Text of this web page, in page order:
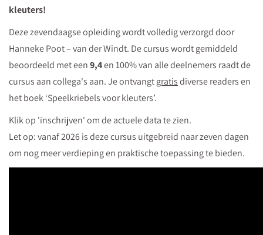
kleuters!
Deze zevendaagse opleiding wordt volledig verzorgd door
Hanneke Poot – van der Windt. De cursus wordt gemiddeld
beoordeeld met een9,4en 100% van alle deelnemers raadt de
cursus aan collega's aan. Je ontvangtgratisdiverse readers en
het boek ‘Speelkriebels voor kleuters’.
Klik op 'inschrijven' om de actuele data te zien.
Let op: vanaf 2026 is deze cursus uitgebreid naar zeven dagen
om nog meer verdieping en praktische toepassing te bieden.